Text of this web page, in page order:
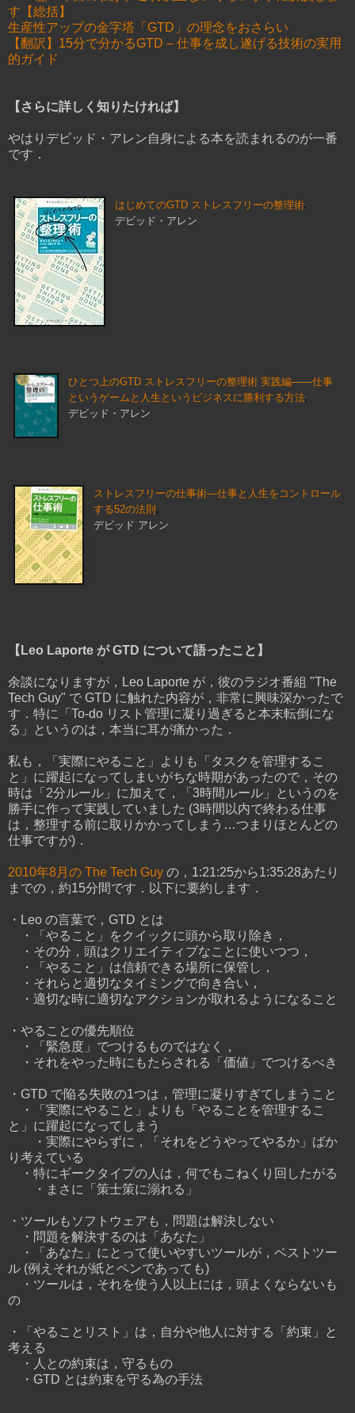
す【総括】
生産性アップの金字塔「GTD」の理念をおさらい
【翻訳】15分で分かるGTD – 仕事を成し遂げる技術の実用
的ガイド
【さらに詳しく知りたければ】
やはりデビッド・アレン自身による本を読まれるのが一番
です．
はじめてのGTD ストレスフリーの整理術
デビッド・アレン
ひとつ上のGTD ストレスフリーの整理術 実践編――仕事
というゲームと人生というビジネスに勝利する方法
デビッド・アレン
ストレスフリーの仕事術―仕事と人生をコントロール
する52の法則
デビッド アレン
【Leo Laporte が GTD について語ったこと】
余談になりますが，Leo Laporte が，彼のラジオ番組 "The
Tech Guy" で GTD に触れた内容が，非常に興味深かったで
す．特に「To-do リスト管理に凝り過ぎると本末転倒にな
る」というのは，本当に耳が痛かった．
私も，「実際にやること」よりも「タスクを管理するこ
と」に躍起になってしまいがちな時期があったので，その
時は「2分ルール」に加えて，「3時間ルール」というのを
勝手に作って実践していました (3時間以内で終わる仕事
は，整理する前に取りかかってしまう…つまりほとんどの
仕事ですが)．
2010年8月の The Tech Guy の，1:21:25から1:35:28あたり
までの，約15分間です．以下に要約します．
・Leo の言葉で，GTD とは
・「やること」をクイックに頭から取り除き，
・その分，頭はクリエイティブなことに使いつつ，
・「やること」は信頼できる場所に保管し，
・それらと適切なタイミングで向き合い，
・適切な時に適切なアクションが取れるようになること
・やることの優先順位
・「緊急度」でつけるものではなく，
・それをやった時にもたらされる「価値」でつけるべき
・GTD で陥る失敗の1つは，管理に凝りすぎてしまうこと
・「実際にやること」よりも「やることを管理するこ
と」に躍起になってしまう
・実際にやらずに，「それをどうやってやるか」ばか
り考えている
・特にギークタイプの人は，何でもこねくり回したがる
・まさに「策士策に溺れる」
・ツールもソフトウェアも，問題は解決しない
・問題を解決するのは「あなた」
・「あなた」にとって使いやすいツールが，ベストツー
ル (例えそれが紙とペンであっても)
・ツールは，それを使う人以上には，頭よくならないも
の
・「やることリスト」は，自分や他人に対する「約束」と
考える
・人との約束は，守るもの
・GTD とは約束を守る為の手法